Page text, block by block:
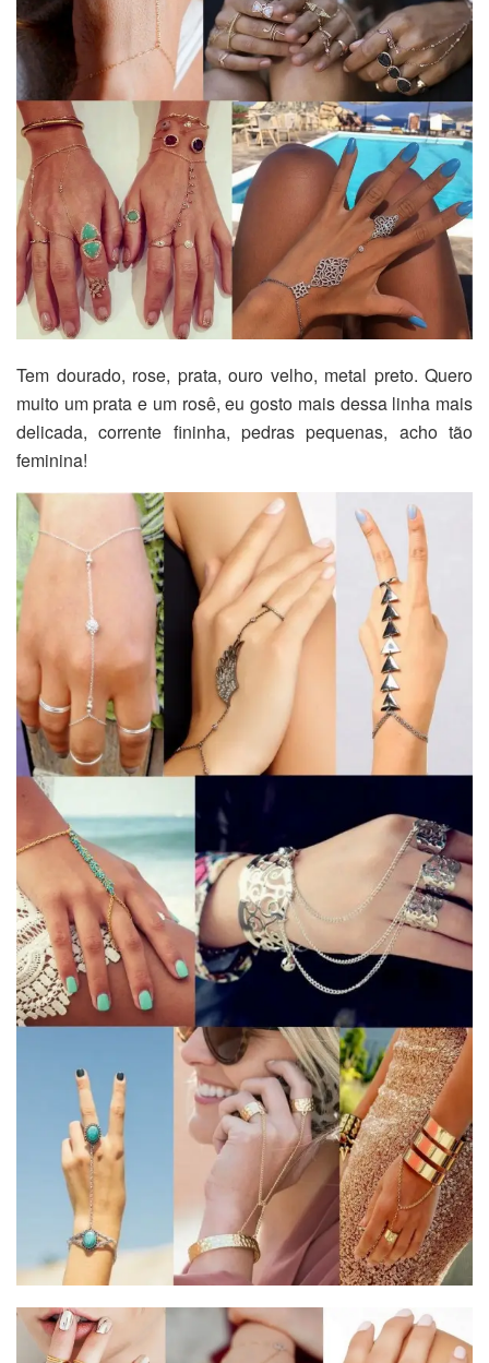
Tem dourado, rose, prata, ouro velho, metal preto. Quero
muito um prata e um rosê, eu gosto mais dessa linha mais
delicada, corrente fininha, pedras pequenas, acho tão
feminina!